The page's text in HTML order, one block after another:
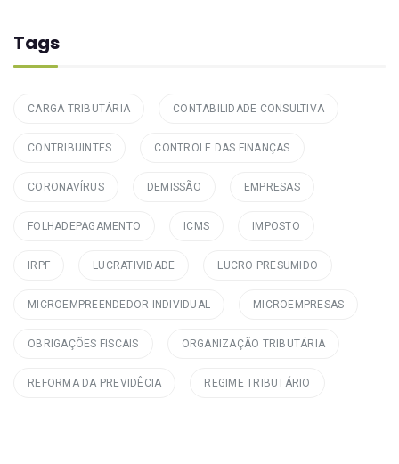
Tags
CARGA TRIBUTÁRIA CONTABILIDADE CONSULTIVA
CONTRIBUINTES CONTROLE DAS FINANÇAS
CORONAVÍRUS DEMISSÃO EMPRESAS
FOLHADEPAGAMENTO ICMS IMPOSTO
IRPF LUCRATIVIDADE LUCRO PRESUMIDO
MICROEMPREENDEDOR INDIVIDUAL MICROEMPRESAS
OBRIGAÇÕES FISCAIS ORGANIZAÇÃO TRIBUTÁRIA
REFORMA DA PREVIDÊCIA REGIME TRIBUTÁRIO